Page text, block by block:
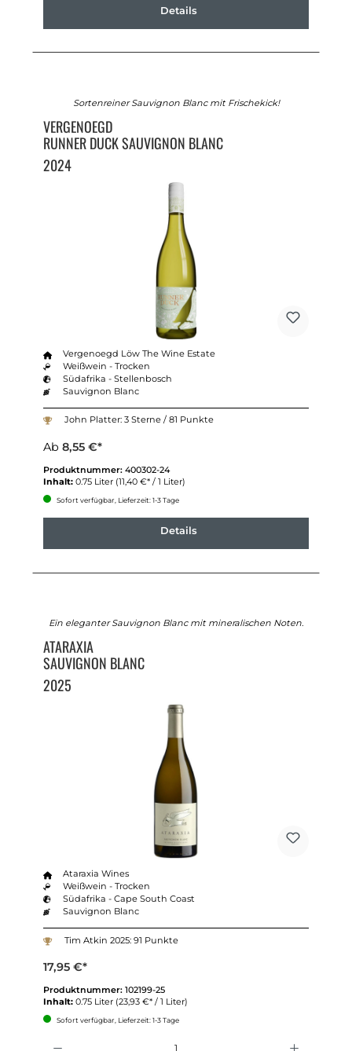
Details
Sortenreiner Sauvignon Blanc mit Frischekick!
VERGENOEGD
RUNNER DUCK SAUVIGNON BLANC
2024
Vergenoegd Löw The Wine Estate
Weißwein - Trocken
Südafrika - Stellenbosch
Sauvignon Blanc
John Platter: 3 Sterne / 81 Punkte
Ab 8,55 €*
Produktnummer: 400302-24
Inhalt: 0.75 Liter (11,40 €* / 1 Liter)
Sofort verfügbar, Lieferzeit: 1-3 Tage
Details
Ein eleganter Sauvignon Blanc mit mineralischen Noten.
ATARAXIA
SAUVIGNON BLANC
2025
Ataraxia Wines
Weißwein - Trocken
Südafrika - Cape South Coast
Sauvignon Blanc
Tim Atkin 2025: 91 Punkte
17,95 €*
Produktnummer: 102199-25
Inhalt: 0.75 Liter (23,93 €* / 1 Liter)
Sofort verfügbar, Lieferzeit: 1-3 Tage